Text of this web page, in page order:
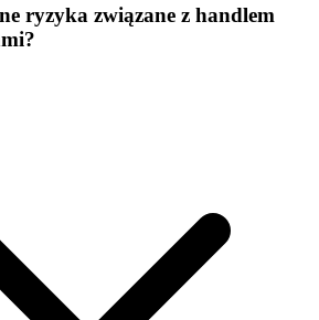
ryzyka związane z handlem